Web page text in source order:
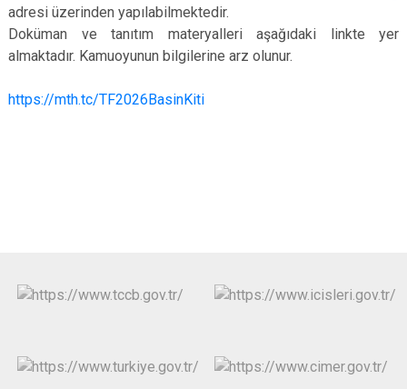
adresi üzerinden yapılabilmektedir.
Doküman ve tanıtım materyalleri aşağıdaki linkte yer
almaktadır. Kamuoyunun bilgilerine arz olunur.
https://mth.tc/TF2026BasinKiti